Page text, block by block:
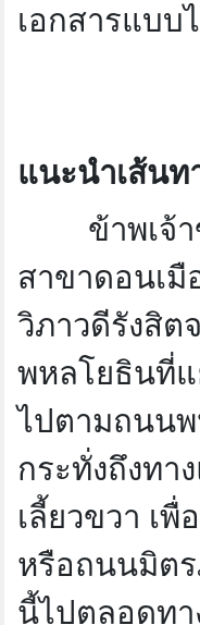
เอกสารแบ
แนะนำเส้นท
ข้าพเจ้า
สาขาดอนเ
วิภาวดีรังสิ
พหลโยธินที่
ไปตามถนน
กระทั่งถึงทา
เลี้ยวขวา เ
หรือถนนมิต
นี้ไปตลอด